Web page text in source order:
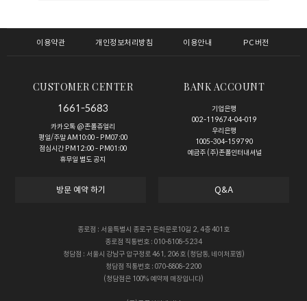
이용약관 개인정보처리방침 이용안내 PC버전
CUSTOMER CENTER
1661-5683
카카오톡 @존폴쥬얼리
평일/주말 AM10:00 - PM07:00
점심시간 PM12:00 - PM01:00
휴무일 별도 공지
BANK ACCOUNT
기업은행
002-119674-04-019
우리은행
1005-304-159790
예금주 (주)존폴인터내셔널
방문 예약 하기 Q&A
종로점 : 서울특별시 종로구 돈화문로10길 2, 4층 401호
종로점 직통번호 : 010-8108-5234
청담점 : 서울시 강남구 압구정로 461, 206호 (청담동, 네이처포엠)
청담점 직통번호 : 070-8808-2200
(청담점은 100% 예약제 매장입니다)